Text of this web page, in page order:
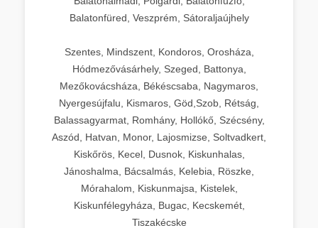
Balatonfüred, Veszprém, Sátoraljaújhely
Szentes, Mindszent, Kondoros, Orosháza,
Hódmezővásárhely, Szeged, Battonya,
Mezőkovácsháza, Békéscsaba, Nagymaros,
Nyergesújfalu, Kismaros, Göd,Szob, Rétság,
Balassagyarmat, Romhány, Hollókő, Szécsény,
Aszód, Hatvan, Monor, Lajosmizse, Soltvadkert,
Kiskőrös, Kecel, Dusnok, Kiskunhalas,
Jánoshalma, Bácsalmás, Kelebia, Röszke,
Mórahalom, Kiskunmajsa, Kistelek,
Kiskunfélegyháza, Bugac, Kecskemét,
Tiszakécske